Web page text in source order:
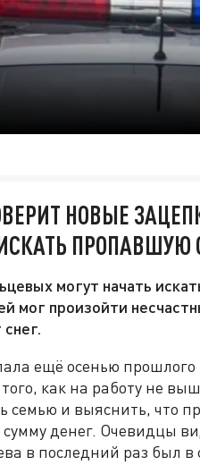
НОВЫЕ
могут начать
мог произойти
ещё осенью прошлого
как на работу не
семью и выяснить, что
денег. Очевидцы
в последний раз был